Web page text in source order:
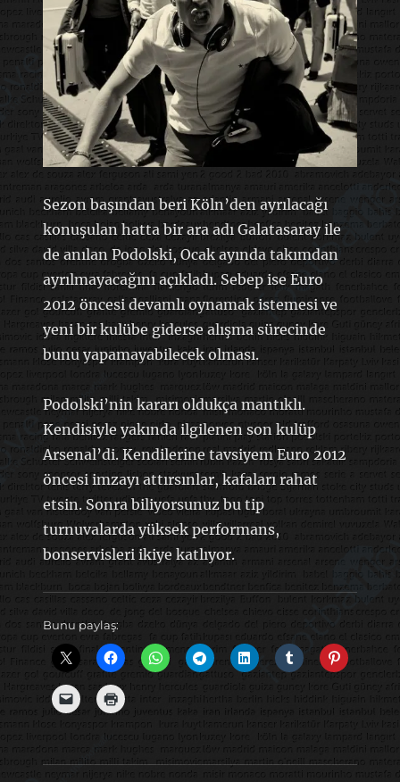
Sezon başından beri Köln’den ayrılacağı
konuşulan hatta bir ara adı Galatasaray ile
de anılan Podolski, Ocak ayında takımdan
ayrılmayacağını açıkladı. Sebep ise Euro
2012 öncesi devamlı oynamak istemesi ve
yeni bir kulübe giderse alışma sürecinde
bunu yapamayabilecek olması.
Podolski’nin kararı oldukça mantıklı.
Kendisiyle yakında ilgilenen son kulüp
Arsenal’di. Kendilerine tavsiyem Euro 2012
öncesi imzayı attırsınlar, kafaları rahat
etsin. Sonra biliyorsunuz bu tip
turnuvalarda yüksek performans,
bonservisleri ikiye katlıyor.
Bunu paylaş: